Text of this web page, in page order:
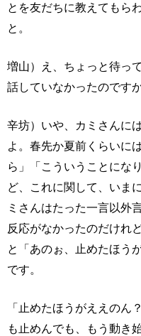
とを友だちに教えてもら
と。
増山）え、ちょっと待っ
話していなかったのですか
辛坊）いや、カミさんに
よ。春先か夏前くらいに
ら」「こういうことにな
ど、これに関して、いま
ミさんはたった一言以外
反応がなかったのだけれ
と「あのぉ、止めたほう
です。
「止めたほうがええのん
も止めんでも、もう動き